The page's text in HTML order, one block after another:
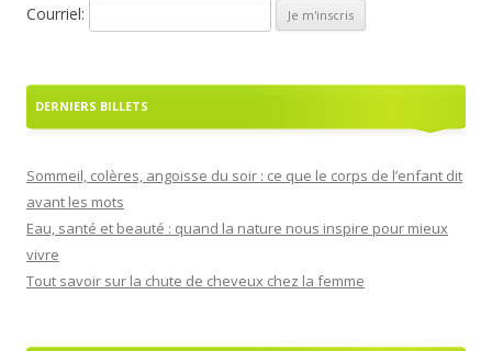
Courriel:
DERNIERS BILLETS
Sommeil, colères, angoisse du soir : ce que le corps de l’enfant dit
avant les mots
Eau, santé et beauté : quand la nature nous inspire pour mieux
vivre
Tout savoir sur la chute de cheveux chez la femme